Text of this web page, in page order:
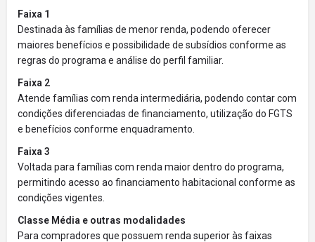
Faixa 1
Destinada às famílias de menor renda, podendo oferecer
maiores benefícios e possibilidade de subsídios conforme as
regras do programa e análise do perfil familiar.
Faixa 2
Atende famílias com renda intermediária, podendo contar com
condições diferenciadas de financiamento, utilização do FGTS
e benefícios conforme enquadramento.
Faixa 3
Voltada para famílias com renda maior dentro do programa,
permitindo acesso ao financiamento habitacional conforme as
condições vigentes.
Classe Média e outras modalidades
Para compradores que possuem renda superior às faixas